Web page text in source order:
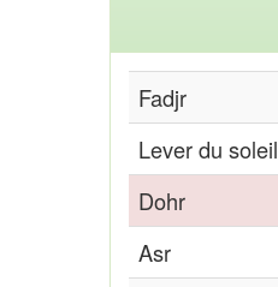
Fadjr
Lever du soleil
Dohr
Asr